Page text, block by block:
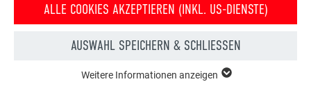
Dach, Fassade, Solar, Dachentwässerung &
ALLE COOKIES AKZEPTIEREN (INKL. US-DIENSTE)
AUSWAHL SPEICHERN & SCHLIESSEN
Weitere Informationen anzeigen